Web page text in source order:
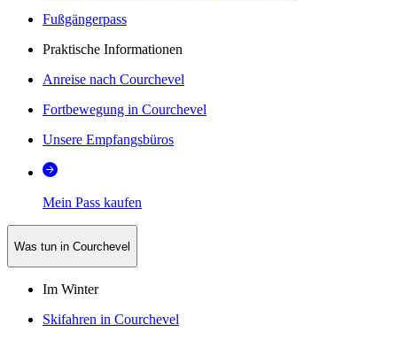
Fußgängerpass
Praktische Informationen
Anreise nach Courchevel
Fortbewegung in Courchevel
Unsere Empfangsbüros
Mein Pass kaufen
Was tun in Courchevel
Im Winter
Skifahren in Courchevel